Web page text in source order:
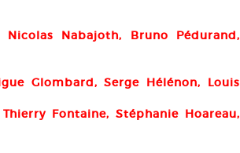
Nabajoth, Bruno Pédurand,
Glombard, Serge Hélénon, Louis
Fontaine, Stéphanie Hoareau,